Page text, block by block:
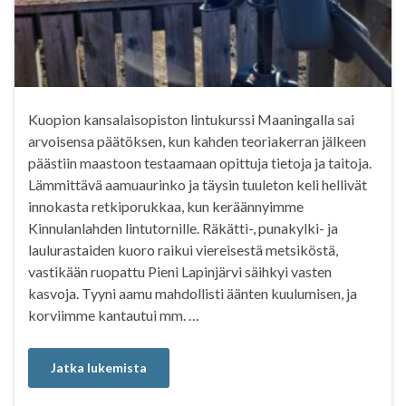
Kuopion kansalaisopiston lintukurssi Maaningalla sai
arvoisensa päätöksen, kun kahden teoriakerran jälkeen
päästiin maastoon testaamaan opittuja tietoja ja taitoja.
Lämmittävä aamuaurinko ja täysin tuuleton keli hellivät
innokasta retkiporukkaa, kun keräännyimme
Kinnulanlahden lintutornille. Räkätti-, punakylki- ja
laulurastaiden kuoro raikui viereisestä metsiköstä,
vastikään ruopattu Pieni Lapinjärvi säihkyi vasten
kasvoja. Tyyni aamu mahdollisti äänten kuulumisen, ja
korviimme kantautui mm. …
Jatka lukemista